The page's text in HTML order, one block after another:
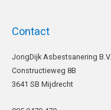
Contact
JongDijk Asbestsanering B.V.
Constructieweg 8B
3641 SB Mijdrecht
LinkedIn